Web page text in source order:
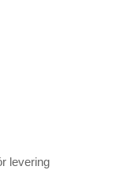
levering